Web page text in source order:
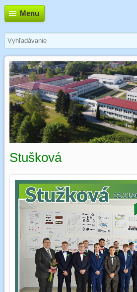
Menu
Stušková